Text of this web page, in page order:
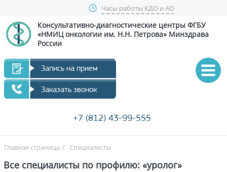
Часы работы КДО и АО
Консультативно-диагностические центры ФГБУ
«НМИЦ онкологии им. Н.Н. Петрова» Минздрава
России
Запись на прием
Заказать звонок
+7 (812) 43-99-555
Главная страница / Специалисты
Все специалисты по профилю: «уролог»